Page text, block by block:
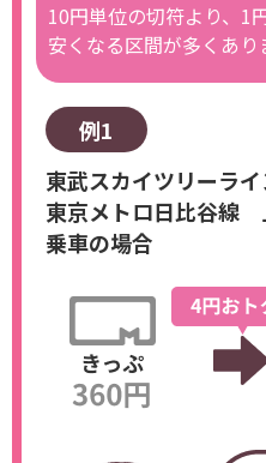
10円単位の切符より、1
安くなる区間が多くあり
例1
東武スカイツリーラ
東京メトロ日比谷線
乗車の場合